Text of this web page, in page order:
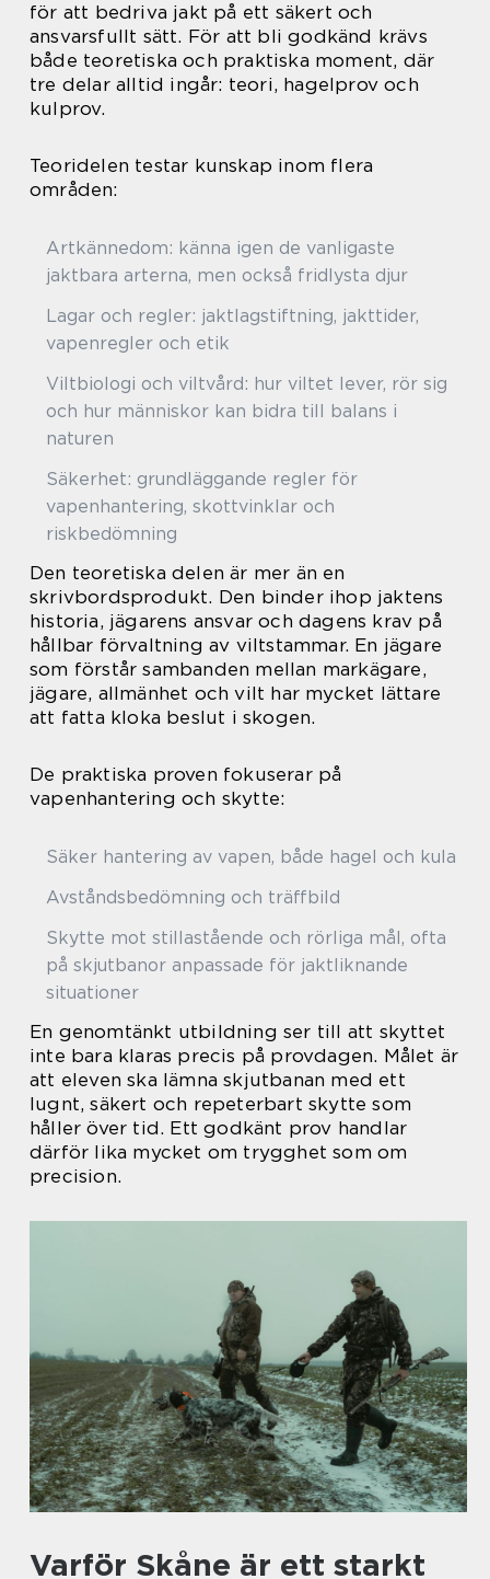
för att bedriva jakt på ett säkert och
ansvarsfullt sätt. För att bli godkänd krävs
både teoretiska och praktiska moment, där
tre delar alltid ingår: teori, hagelprov och
kulprov.
Teoridelen testar kunskap inom flera
områden:
Artkännedom: känna igen de vanligaste
jaktbara arterna, men också fridlysta djur
Lagar och regler: jaktlagstiftning, jakttider,
vapenregler och etik
Viltbiologi och viltvård: hur viltet lever, rör sig
och hur människor kan bidra till balans i
naturen
Säkerhet: grundläggande regler för
vapenhantering, skottvinklar och
riskbedömning
Den teoretiska delen är mer än en
skrivbordsprodukt. Den binder ihop jaktens
historia, jägarens ansvar och dagens krav på
hållbar förvaltning av viltstammar. En jägare
som förstår sambanden mellan markägare,
jägare, allmänhet och vilt har mycket lättare
att fatta kloka beslut i skogen.
De praktiska proven fokuserar på
vapenhantering och skytte:
Säker hantering av vapen, både hagel och kula
Avståndsbedömning och träffbild
Skytte mot stillastående och rörliga mål, ofta
på skjutbanor anpassade för jaktliknande
situationer
En genomtänkt utbildning ser till att skyttet
inte bara klaras precis på provdagen. Målet är
att eleven ska lämna skjutbanan med ett
lugnt, säkert och repeterbart skytte som
håller över tid. Ett godkänt prov handlar
därför lika mycket om trygghet som om
precision.
Varför Skåne är ett starkt